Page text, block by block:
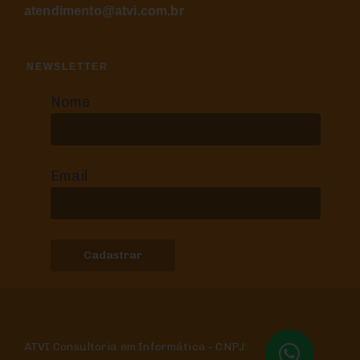
atendimento@atvi.com.br
NEWSLETTER
Nome
Email
ATVI Consultoria em Informática - CNPJ: